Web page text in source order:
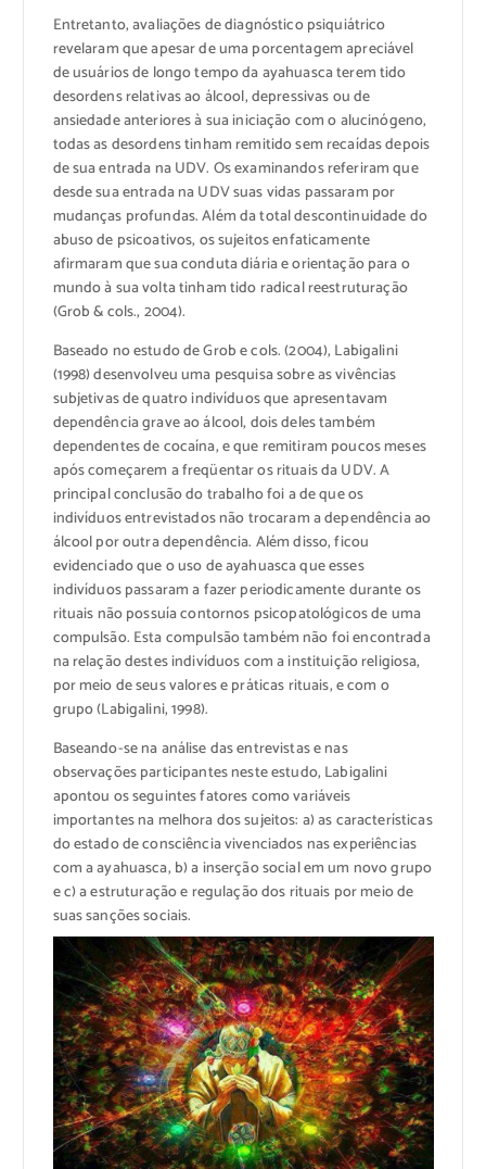
Entretanto, avaliações de diagnóstico psiquiátrico
revelaram que apesar de uma porcentagem apreciável
de usuários de longo tempo da ayahuasca terem tido
desordens relativas ao álcool, depressivas ou de
ansiedade anteriores à sua iniciação com o alucinógeno,
todas as desordens tinham remitido sem recaídas depois
de sua entrada na UDV. Os examinandos referiram que
desde sua entrada na UDV suas vidas passaram por
mudanças profundas. Além da total descontinuidade do
abuso de psicoativos, os sujeitos enfaticamente
afirmaram que sua conduta diária e orientação para o
mundo à sua volta tinham tido radical reestruturação
(Grob & cols., 2004).
Baseado no estudo de Grob e cols. (2004), Labigalini
(1998) desenvolveu uma pesquisa sobre as vivências
subjetivas de quatro indivíduos que apresentavam
dependência grave ao álcool, dois deles também
dependentes de cocaína, e que remitiram poucos meses
após começarem a freqüentar os rituais da UDV. A
principal conclusão do trabalho foi a de que os
indivíduos entrevistados não trocaram a dependência ao
álcool por outra dependência. Além disso, ficou
evidenciado que o uso de ayahuasca que esses
indivíduos passaram a fazer periodicamente durante os
rituais não possuía contornos psicopatológicos de uma
compulsão. Esta compulsão também não foi encontrada
na relação destes indivíduos com a instituição religiosa,
por meio de seus valores e práticas rituais, e com o
grupo (Labigalini, 1998).
Baseando-se na análise das entrevistas e nas
observações participantes neste estudo, Labigalini
apontou os seguintes fatores como variáveis
importantes na melhora dos sujeitos: a) as características
do estado de consciência vivenciados nas experiências
com a ayahuasca, b) a inserção social em um novo grupo
e c) a estruturação e regulação dos rituais por meio de
suas sanções sociais.